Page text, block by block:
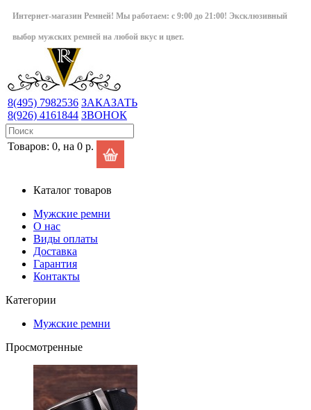
Интернет-магазин Ремней! Мы работаем: с 9:00 до 21:00! Эксклюзивный
выбор мужских ремней на любой вкус и цвет.
8(495) 7982536
8(926) 4161844
ЗАКАЗАТЬ
ЗВОНОК
Товаров: 0, на 0 р.
Каталог товаров
Мужские ремни
О нас
Виды оплаты
Доставка
Гарантия
Контакты
Категории
Мужские ремни
Просмотренные